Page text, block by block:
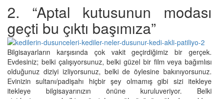
2. “Aptal kutusunun modası
geçti bu çıktı başımıza”
Bilgisayarların karşısında çok vakit geçirdiğimiz bir gerçek.
Evdesiniz; belki çalışıyorsunuz, belki güzel bir film veya bağımlısı
olduğunuz diziyi izliyorsunuz, belki de öylesine bakınıyorsunuz.
Evinizin sultanı/padişahı hiçbir şey olmamış gibi sizi itekleye
itekleye bilgisayarınızın önüne kuruluveriyor. Belki